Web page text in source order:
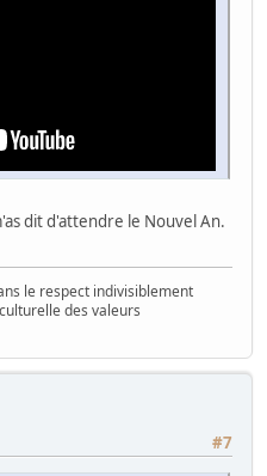
dit d'attendre le Nouvel An.
le respect indivisiblement
des valeurs
#7